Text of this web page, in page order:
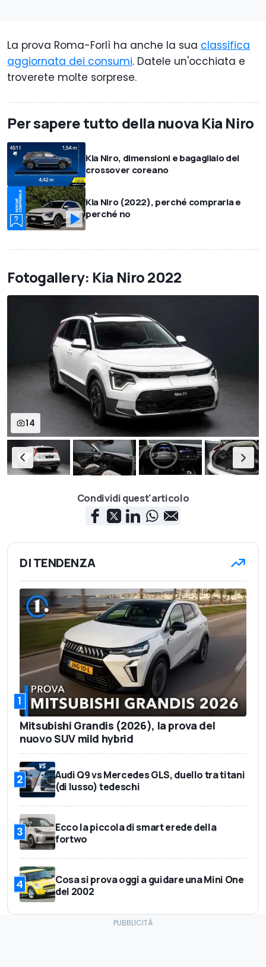
La prova Roma-Forlì ha anche la sua classifica
aggiornata dei consumi. Datele un'occhiata e
troverete molte sorprese.
Per sapere tutto della nuova Kia Niro
Kia Niro, dimensioni e bagagliaio del
crossover coreano
Kia Niro (2022), perché comprarla e
perché no
Fotogallery: Kia Niro 2022
14
Condividi quest'articolo
DI TENDENZA
1
Mitsubishi Grandis (2026), la prova del
nuovo SUV mild hybrid
2
Audi Q9 vs Mercedes GLS, duello tra titani
(di lusso) tedeschi
3
Ecco la piccola di smart erede della
fortwo
4
Cosa si prova oggi a guidare una Mini One
del 2002